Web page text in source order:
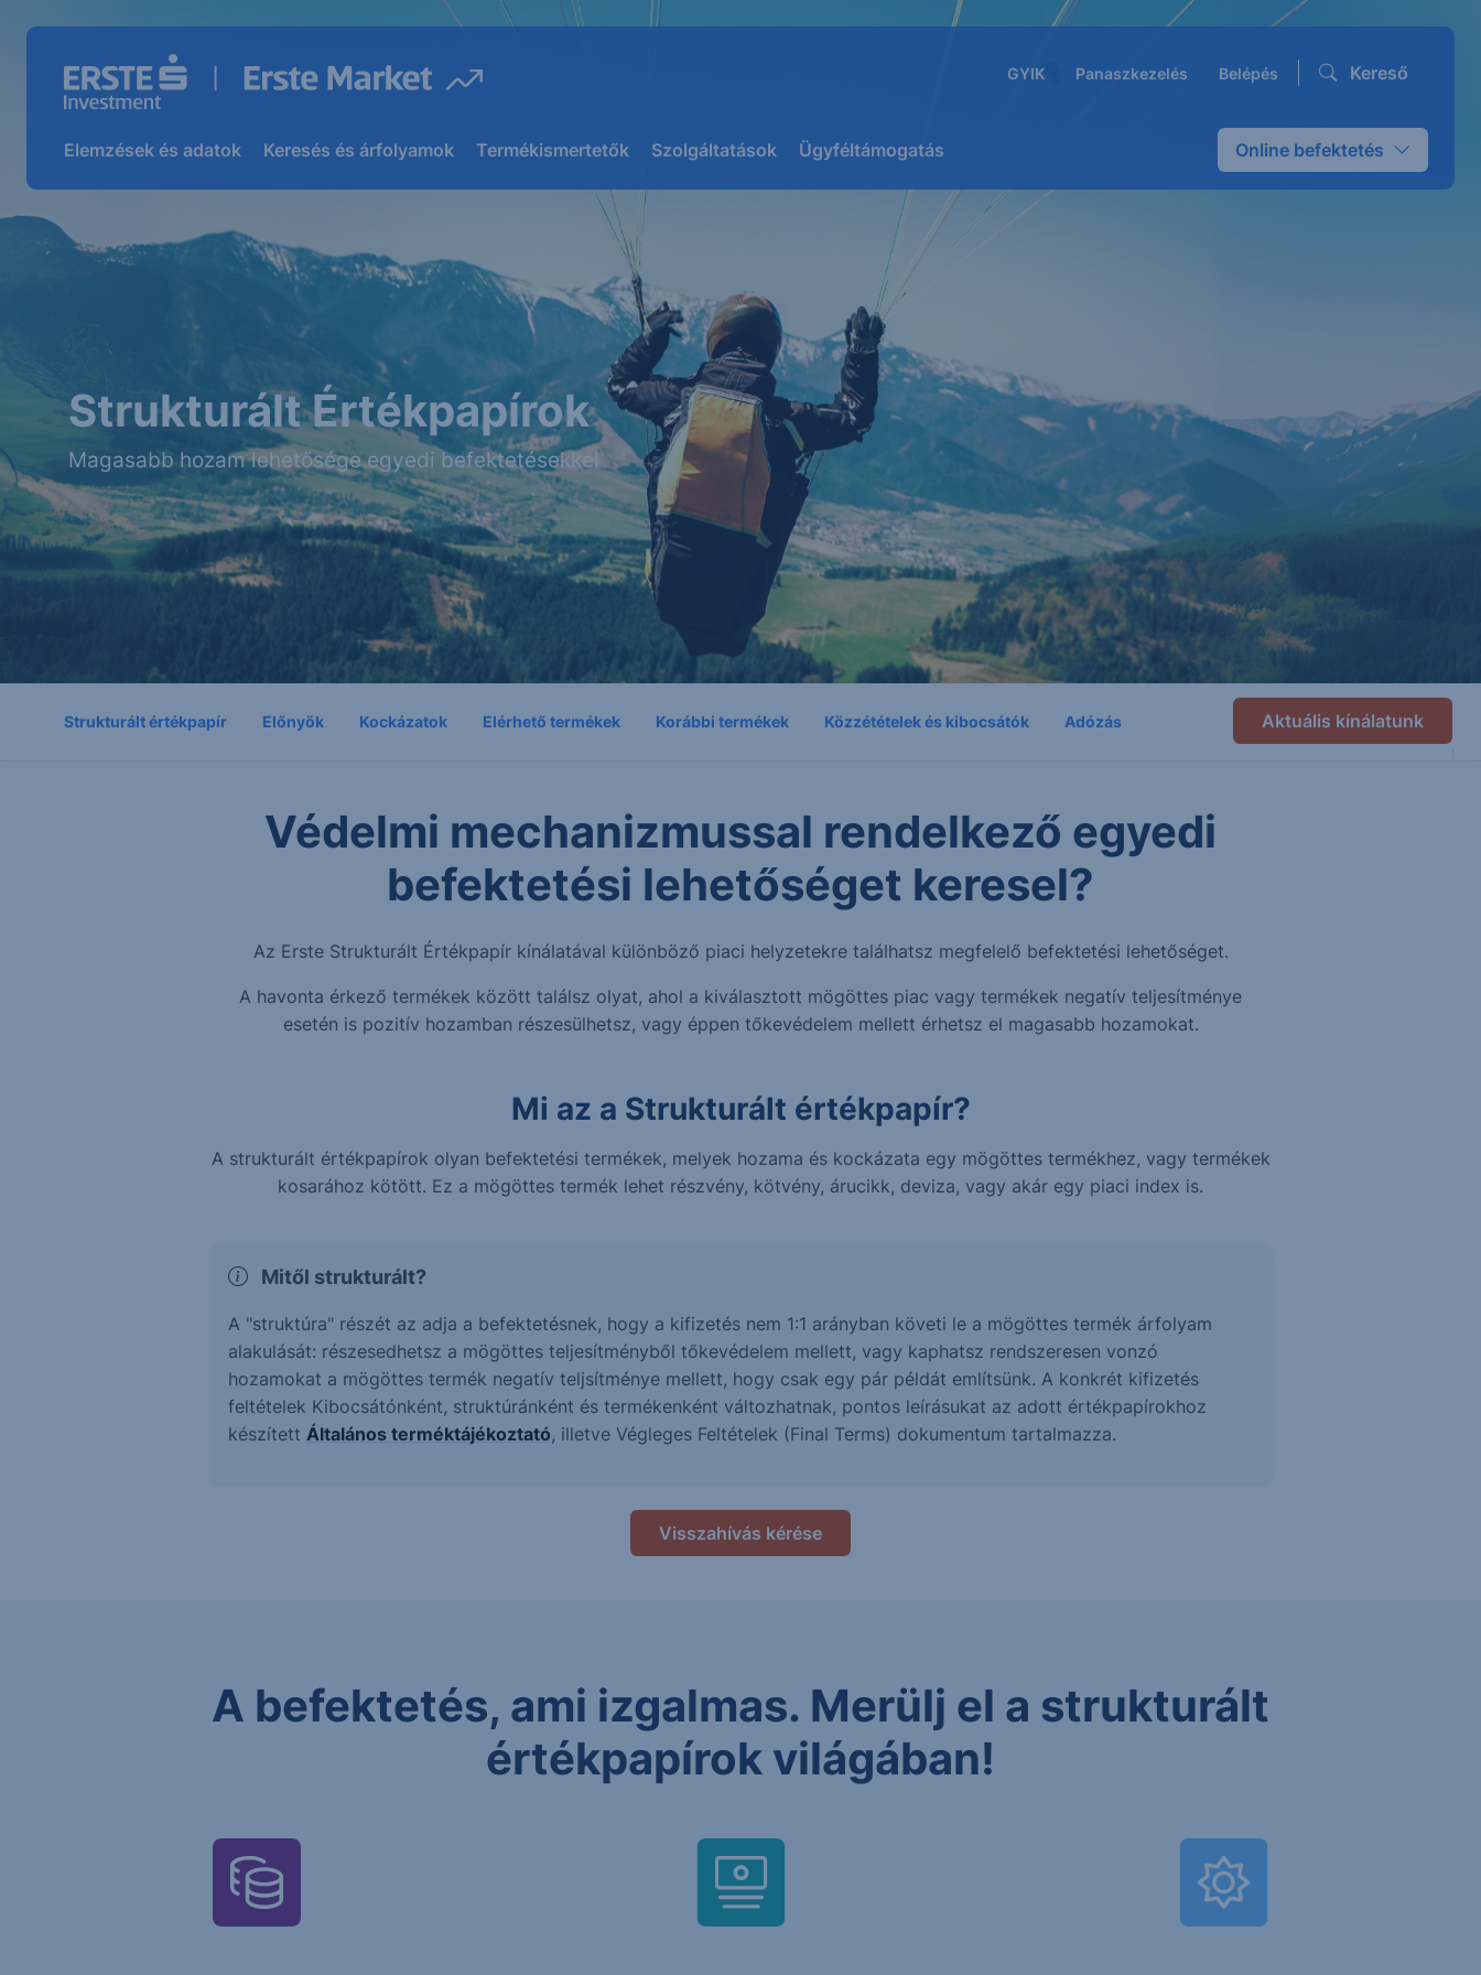
GYIK Panaszkezelés Belépés Kereső
Elemzések és adatok Keresés és árfolyamok Termékismertetők Szolgáltatások Ügyféltámogatás Online befektetés
Strukturált Értékpapírok
Magasabb hozam lehetősége egyedi befektetésekkel
Strukturált értékpapír Előnyök Kockázatok Elérhető termékek Korábbi termékek Közzétételek és kibocsátók Adózás Aktuális kínálatunk
Védelmi mechanizmussal rendelkező egyedi
befektetési lehetőséget keresel?
Az Erste Strukturált Értékpapír kínálatával különböző piaci helyzetekre találhatsz megfelelő befektetési lehetőséget.
A havonta érkező termékek között találsz olyat, ahol a kiválasztott mögöttes piac vagy termékek negatív teljesítménye
esetén is pozitív hozamban részesülhetsz, vagy éppen tőkevédelem mellett érhetsz el magasabb hozamokat.
Mi az a Strukturált értékpapír?
A strukturált értékpapírok olyan befektetési termékek, melyek hozama és kockázata egy mögöttes termékhez, vagy termékek
kosarához kötött. Ez a mögöttes termék lehet részvény, kötvény, árucikk, deviza, vagy akár egy piaci index is.
Mitől strukturált?
A "struktúra" részét az adja a befektetésnek, hogy a kifizetés nem 1:1 arányban követi le a mögöttes termék árfolyam
alakulását: részesedhetsz a mögöttes teljesítményből tőkevédelem mellett, vagy kaphatsz rendszeresen vonzó
hozamokat a mögöttes termék negatív teljsítménye mellett, hogy csak egy pár példát említsünk. A konkrét kifizetés
feltételek Kibocsátónként, struktúránként és termékenként változhatnak, pontos leírásukat az adott értékpapírokhoz
készített Általános terméktájékoztató, illetve Végleges Feltételek (Final Terms) dokumentum tartalmazza.
Visszahívás kérése
A befektetés, ami izgalmas. Merülj el a strukturált
értékpapírok világában!